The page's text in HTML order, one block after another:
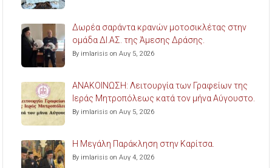
Δωρέα σαράντα κρανών μοτοσικλέτας στην
ομάδα ΔΙ.ΑΣ. της Άμεσης Δράσης.
By imlarisis on Αυγ 5, 2026
ΑΝΑΚΟΙΝΩΣΗ: Λειτουργία των Γραφείων της
Ιεράς Μητροπόλεως κατά τον μήνα Αύγουστο.
By imlarisis on Αυγ 5, 2026
Η Μεγάλη Παράκληση στην Καρίτσα.
By imlarisis on Αυγ 4, 2026